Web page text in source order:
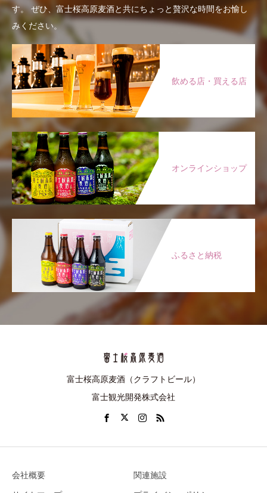
す。ぜひ、富士桜高原麦酒と共にちょっと贅沢な時間をお愉し
みください。
飲める店・買える店
オンラインショップ
ふるさと納税
富士桜高原麦酒（クラフトビール）
富士観光開発株式会社
会社概要
関連施設